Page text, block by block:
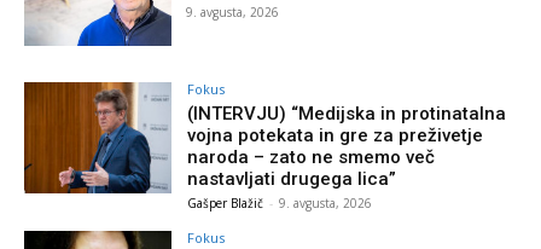
9. avgusta, 2026
Fokus
(INTERVJU) “Medijska in protinatalna
vojna potekata in gre za preživetje
naroda – zato ne smemo več
nastavljati drugega lica”
Gašper Blažič - 9. avgusta, 2026
Fokus